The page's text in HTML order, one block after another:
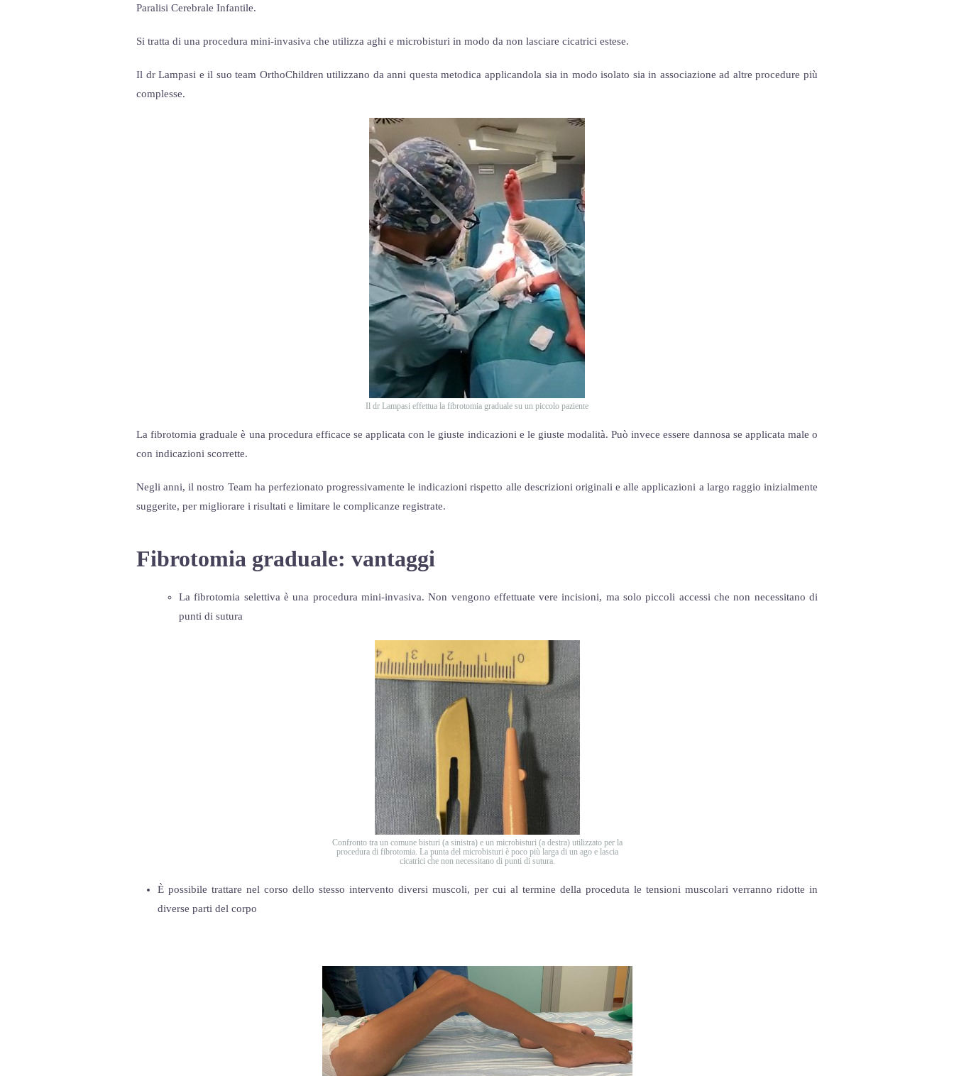
Paralisi Cerebrale Infantile.
Si tratta di una procedura mini-invasiva che utilizza aghi e microbisturi in modo da non lasciare cicatrici estese.
Il dr Lampasi e il suo team OrthoChildren utilizzano da anni questa metodica applicandola sia in modo isolato sia in associazione ad altre procedure più
complesse.
Il dr Lampasi effettua la fibrotomia graduale su un piccolo paziente
La fibrotomia graduale è una procedura efficace se applicata con le giuste indicazioni e le giuste modalità. Può invece essere dannosa se applicata male o
con indicazioni scorrette.
Negli anni, il nostro Team ha perfezionato progressivamente le indicazioni rispetto alle descrizioni originali e alle applicazioni a largo raggio inizialmente
suggerite, per migliorare i risultati e limitare le complicanze registrate.
Fibrotomia graduale: vantaggi
La fibrotomia selettiva è una procedura mini-invasiva. Non vengono effettuate vere incisioni, ma solo piccoli accessi che non necessitano di
punti di sutura
Confronto tra un comune bisturi (a sinistra) e un microbisturi (a destra) utilizzato per la
procedura di fibrotomia. La punta del microbisturi è poco più larga di un ago e lascia
cicatrici che non necessitano di punti di sutura.
È possibile trattare nel corso dello stesso intervento diversi muscoli, per cui al termine della proceduta le tensioni muscolari verranno ridotte in
diverse parti del corpo